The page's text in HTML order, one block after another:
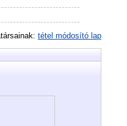
tétel módosító lap